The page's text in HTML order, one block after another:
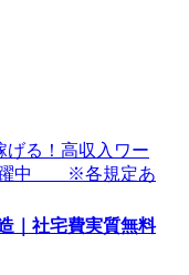
｜社宅費実質無料